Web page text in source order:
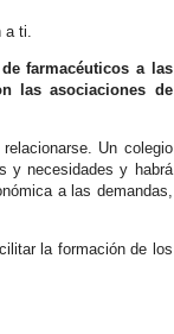
ti.
farmacéuticos a las
las asociaciones de
Un colegio
y necesidades y habrá
a las demandas,
la formación de los